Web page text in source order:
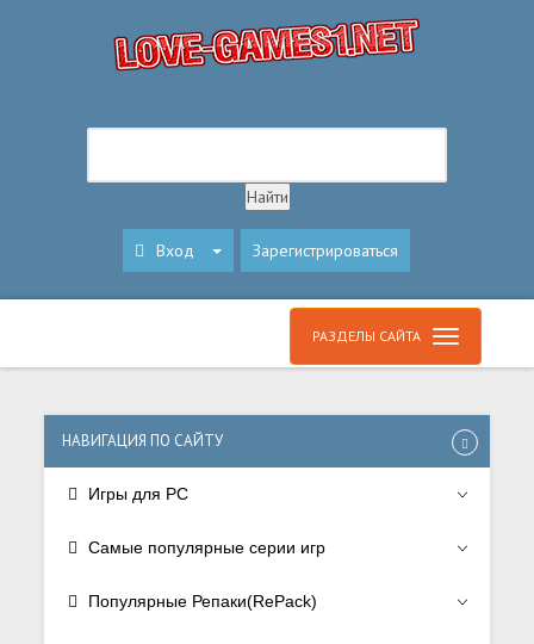
Вход Зарегистрироваться
РАЗДЕЛЫ САЙТА
НАВИГАЦИЯ ПО САЙТУ
Игры для PC
Самые популярные серии игр
Популярные Репаки(RePack)